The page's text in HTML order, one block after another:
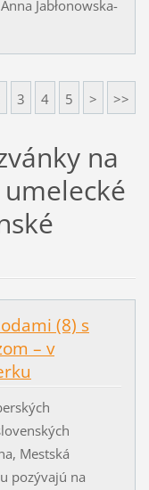
Jabłonowska-
3 4 5 > >>
na
(8) s
– v
Mestská
pozývajú na